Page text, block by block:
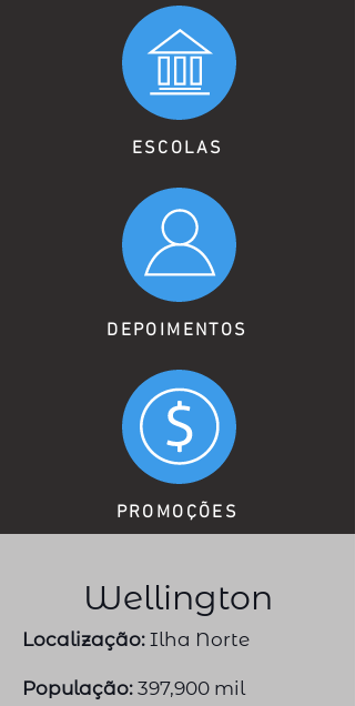
ESCOLAS
DEPOIMENTOS
PROMOÇÕES
Wellington
Localização: Ilha Norte
População: 397,900 mil